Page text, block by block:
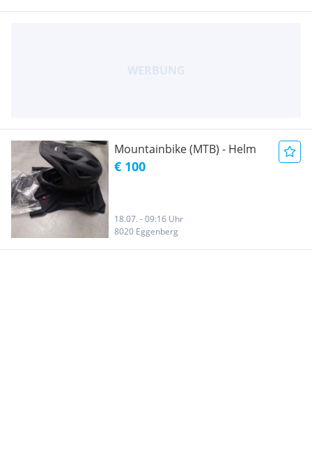
Mountainbike (MTB) - Helm
€ 100
18.07. - 09:16 Uhr
8020 Eggenberg